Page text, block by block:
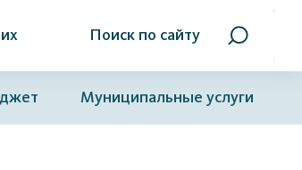
Поиск по сайту
Муниципальные услуги